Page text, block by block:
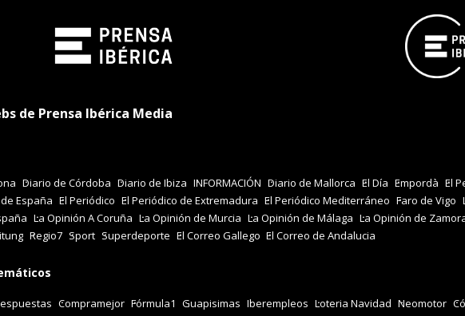
de Prensa Ibérica Media
Diario de Córdoba Diario de Ibiza INFORMACIÓN Diario de Mallorca El Día Empordà El
España El Periódico El Periódico de Extremadura El Periódico Mediterráneo Faro de Vigo
La Opinión A Coruña La Opinión de Murcia La Opinión de Málaga La Opinión de
Regio7 Sport Superdeporte El Correo Gallego El Correo de Andalucia
Compramejor Fórmula1 Guapisimas Iberempleos Loteria Navidad Neomotor